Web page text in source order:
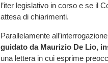
l’iter legislativo in corso e se il
attesa di chiarimenti.
Parallelamente
guidato da Maurizio De Lio,
una lettera in cui esprime